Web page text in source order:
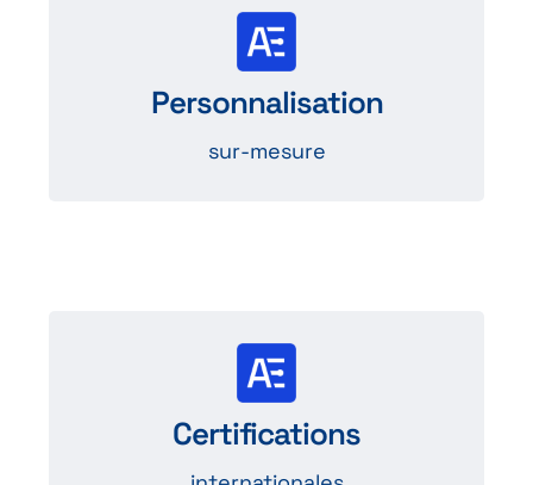
Personnalisation
sur-mesure
Les solutions
Degson peuvent être adaptées aux
besoins spécifiques de vos projets.
Certifications
Produits certifiés
selon des normes internationales
pour qualité et sécurité.